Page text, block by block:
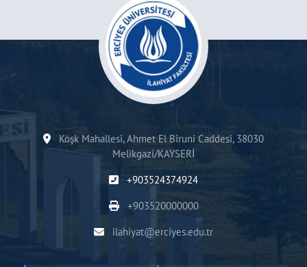
Köşk Mahallesi, Ahmet El Biruni Caddesi, 38030
Melikgazi/KAYSERİ
+903524374924
+903520000000
ilahiyat@erciyes.edu.tr